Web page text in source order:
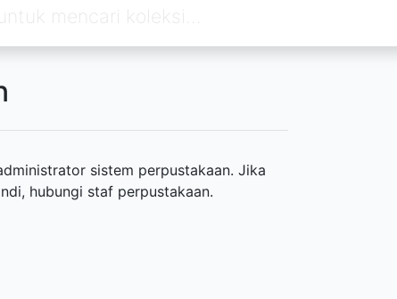
sistem perpustakaan. Jika
hubungi staf perpustakaan.